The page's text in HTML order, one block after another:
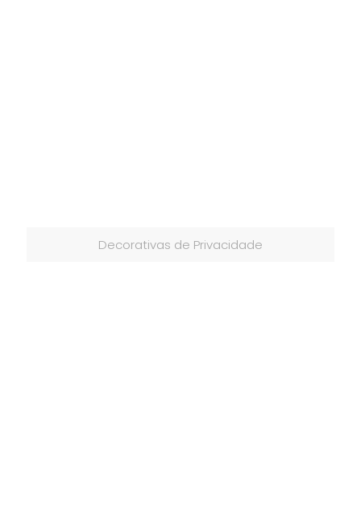
Decorativas de Privacidade